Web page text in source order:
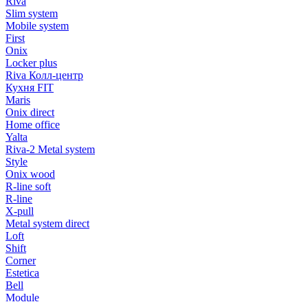
Slim system
Mobile system
First
Onix
Locker plus
Riva Колл-центр
Кухня FIT
Maris
Onix direct
Home office
Yalta
Riva-2 Metal system
Style
Onix wood
R-line soft
R-line
X-pull
Metal system direct
Loft
Shift
Corner
Estetica
Bell
Module